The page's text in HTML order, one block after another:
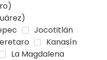
Jocotitlán
Kanasín
La Magdalena